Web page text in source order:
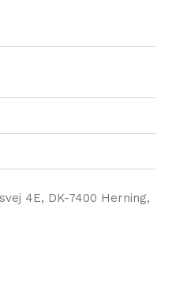
4E, DK-7400 Herning,